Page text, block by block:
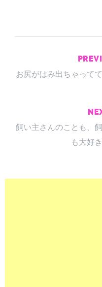
お尻がはみ出ちゃって
飼い主さんのことも、
も大好